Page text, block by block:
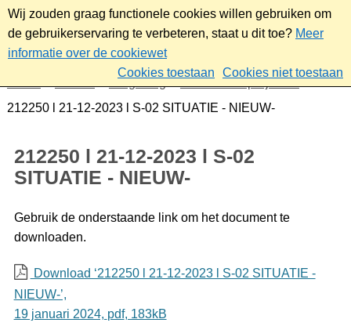
Wij zouden graag functionele cookies willen gebruiken om
de gebruikerservaring te verbeteren, staat u dit toe? Meer
informatie over de cookiewet
Cookies toestaan
Cookies niet toestaan
Omgeving
Plannen en projecten
212250 l 21-12-2023 l S-02 SITUATIE - NIEUW-
212250 l 21-12-2023 l S-02
SITUATIE - NIEUW-
Gebruik de onderstaande link om het document te
downloaden.
Download ‘212250 l 21-12-2023 l S-02 SITUATIE -
NIEUW-’,
19 januari 2024, pdf, 183kB